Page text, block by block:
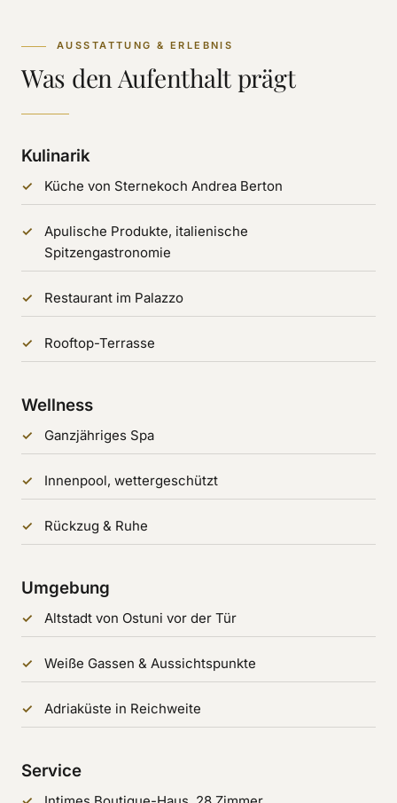
AUSSTATTUNG & ERLEBNIS
Was den Aufenthalt prägt
Kulinarik
Küche von Sternekoch Andrea Berton
Apulische Produkte, italienische
Spitzengastronomie
Restaurant im Palazzo
Rooftop-Terrasse
Wellness
Ganzjähriges Spa
Innenpool, wettergeschützt
Rückzug & Ruhe
Umgebung
Altstadt von Ostuni vor der Tür
Weiße Gassen & Aussichtspunkte
Adriaküste in Reichweite
Service